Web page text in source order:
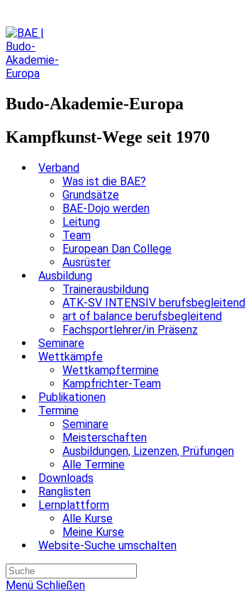
Budo-Akademie-Europa
Kampfkunst-Wege seit 1970
Verband
Was ist die BAE?
Grundsätze
BAE-Dojo werden
Leitung
Team
European Dan College
Ausrüster
Ausbildung
Trainerausbildung
ATK-SV INTENSIV berufsbegleitend
art of balance berufsbegleitend
Fachsportlehrer/in Präsenz
Seminare
Wettkämpfe
Wettkampftermine
Kampfrichter-Team
Publikationen
Termine
Seminare
Meisterschaften
Ausbildungen, Lizenzen, Prüfungen
Alle Termine
Downloads
Ranglisten
Lernplattform
Alle Kurse
Meine Kurse
Website-Suche umschalten
Menü Schließen